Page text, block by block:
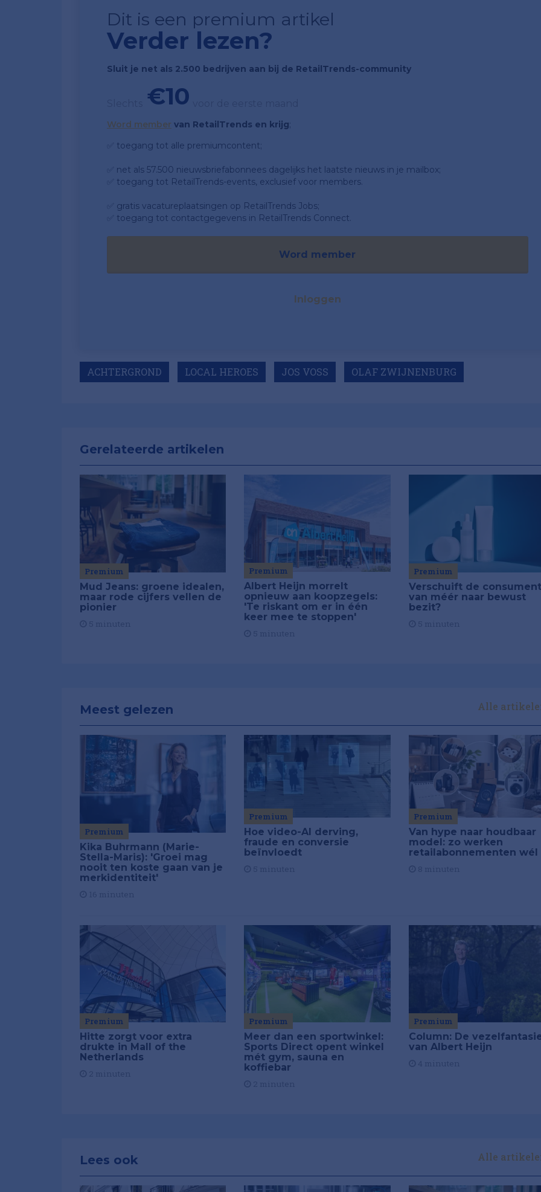
Dit is een premium artikel
Verder lezen?
Sluit je net als 2.500 bedrijven aan bij de RetailTrends-community
€10
Word member van RetailTrends en krijg;
✅ toegang tot alle premiumcontent;
✅ net als 57.500 nieuwsbriefabonnees dagelijks het laatste nieuws in je mailbox;
✅ toegang tot RetailTrends-events, exclusief voor members.
✅ gratis vacatureplaatsingen op RetailTrends Jobs;
✅ toegang tot contactgegevens in RetailTrends Connect.
Word member
Inloggen
ACHTERGROND LOCAL HEROES JOS VOSS OLAF ZWIJNENBURG
Gerelateerde artikelen
Premium
Mud Jeans: groene idealen,
maar rode cijfers vellen de
pionier
Premium
Albert Heijn morrelt
opnieuw aan koopzegels:
'Te riskant om er in één
keer mee te stoppen'
Premium
Verschuift de consument
van méér naar bewust
bezit?
Meest gelezen Alle
Premium
Kika Buhrmann (Marie-
Stella-Maris): 'Groei mag
nooit ten koste gaan van je
merkidentiteit'
Premium
Hoe video-AI derving,
fraude en conversie
beïnvloedt
Premium
Van hype naar houdbaar
model: zo werken
retailabonnementen wél
Premium
Hitte zorgt voor extra
drukte in Mall of the
Netherlands
Premium
Meer dan een sportwinkel:
Sports Direct opent winkel
mét gym, sauna en
koffiebar
Premium
Column: De
van Albert Heijn
Lees ook Alle